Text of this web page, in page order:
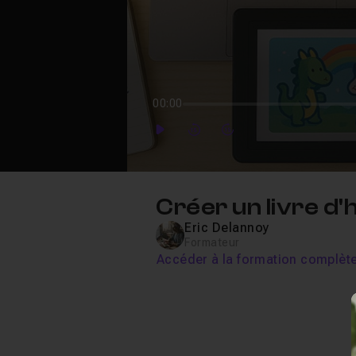
00:00
PlayForwardForward
Créer un livre
Eric Delannoy
Accéder à la formation